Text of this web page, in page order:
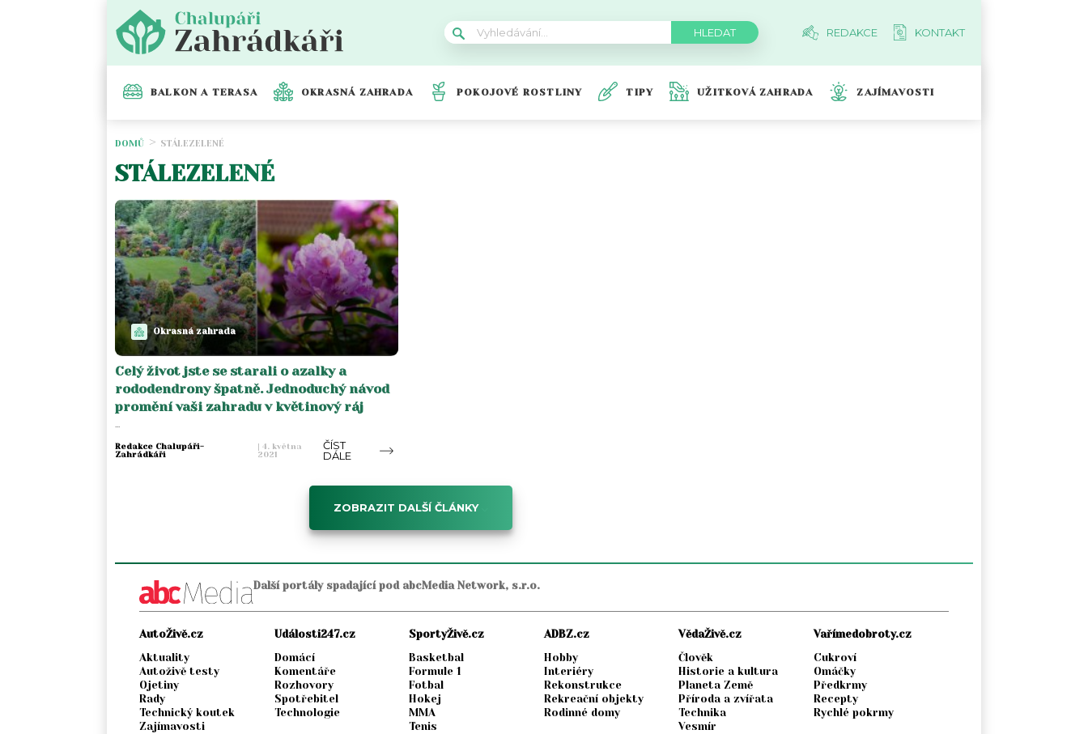
REDAKCE KONTAKT
BALKON A TERASA OKRASNÁ ZAHRADA POKOJOVÉ ROSTLINY TIPY UŽITKOVÁ ZAHRADA ZAJÍMAVOSTI
DOMŮ STÁLEZELENÉ
STÁLEZELENÉ
Okrasná zahrada
Celý život jste se starali o azalky a
rododendrony špatně. Jednoduchý návod
promění vaši zahradu v květinový ráj
Redakce Chalupáři-
Zahrádkáři
| 4. května
2021
ČÍST
DÁLE
ZOBRAZIT DALŠÍ ČLÁNKY
Další portály spadající pod abcMedia Network, s.r.o.
AutoŽivě.cz
Aktuality
Autoživě testy
Ojetiny
Rady
Technický koutek
Zajímavosti
Události247.cz
Domácí
Komentáře
Rozhovory
Spotřebitel
Technologie
SportyŽivě.cz
Basketbal
Formule 1
Fotbal
Hokej
MMA
Tenis
ADBZ.cz
Hobby
Interiéry
Rekonstrukce
Rekreační objekty
Rodinné domy
VědaŽivě.cz
Člověk
Historie a kultura
Planeta Země
Příroda a zvířata
Technika
Vesmír
Vařímedobroty.cz
Cukroví
Omáčky
Předkrmy
Recepty
Rychlé pokrmy